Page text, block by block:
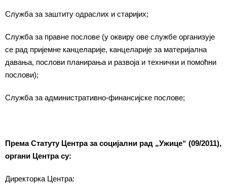
Служба за заштиту одраслих и старијих;
Служба за правне послове (у оквиру ове службе организује
се рад пријемне канцеларије, канцеларије за материјална
давања, послови планирања и развоја и технички и помоћни
послови);
Служба за административно-финансијске послове;
Према Статуту Центра за социјални рад „Ужице“ (09/2011),
органи Центра су:
Директорка Центра: